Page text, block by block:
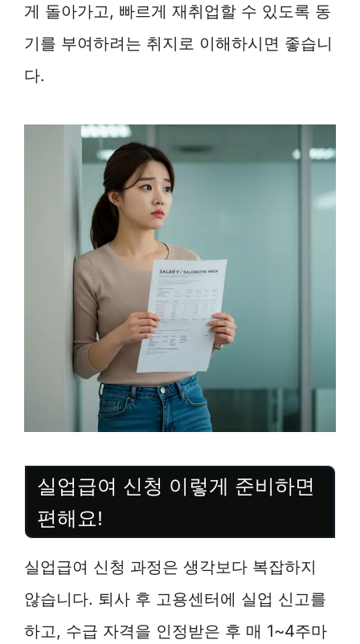
게 돌아가고, 빠르게 재취업할 수 있도록 동
기를 부여하려는 취지로 이해하시면 좋습니
다.
실업급여 신청 이렇게 준비하면
편해요!
실업급여 신청 과정은 생각보다 복잡하지
않습니다. 퇴사 후 고용센터에 실업 신고를
하고, 수급 자격을 인정받은 후 매 1~4주마